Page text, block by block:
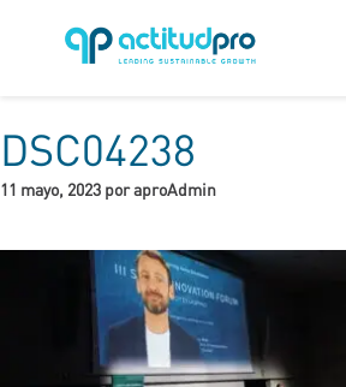
DSC04238
11 mayo, 2023 por aproAdmin